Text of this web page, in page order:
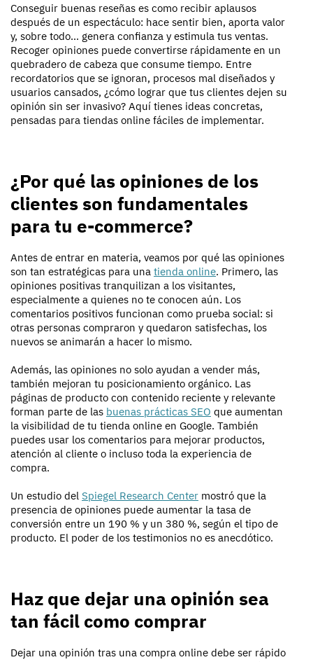
Conseguir buenas reseñas es como recibir aplausos
después de un espectáculo: hace sentir bien, aporta valor
y, sobre todo… genera confianza y estimula tus ventas.
Recoger opiniones puede convertirse rápidamente en un
quebradero de cabeza que consume tiempo. Entre
recordatorios que se ignoran, procesos mal diseñados y
usuarios cansados, ¿cómo lograr que tus clientes dejen su
opinión sin ser invasivo? Aquí tienes ideas concretas,
pensadas para tiendas online fáciles de implementar.
¿Por qué las opiniones de los
clientes son fundamentales
para tu e-commerce?
Antes de entrar en materia, veamos por qué las opiniones
son tan estratégicas para una tienda online. Primero, las
opiniones positivas tranquilizan a los visitantes,
especialmente a quienes no te conocen aún. Los
comentarios positivos funcionan como prueba social: si
otras personas compraron y quedaron satisfechas, los
nuevos se animarán a hacer lo mismo.
Además, las opiniones no solo ayudan a vender más,
también mejoran tu posicionamiento orgánico. Las
páginas de producto con contenido reciente y relevante
forman parte de las buenas prácticas SEO que aumentan
la visibilidad de tu tienda online en Google. También
puedes usar los comentarios para mejorar productos,
atención al cliente o incluso toda la experiencia de
compra.
Un estudio del Spiegel Research Center mostró que la
presencia de opiniones puede aumentar la tasa de
conversión entre un 190 % y un 380 %, según el tipo de
producto. El poder de los testimonios no es anecdótico.
Haz que dejar una opinión sea
tan fácil como comprar
Dejar una opinión tras una compra online debe ser rápido